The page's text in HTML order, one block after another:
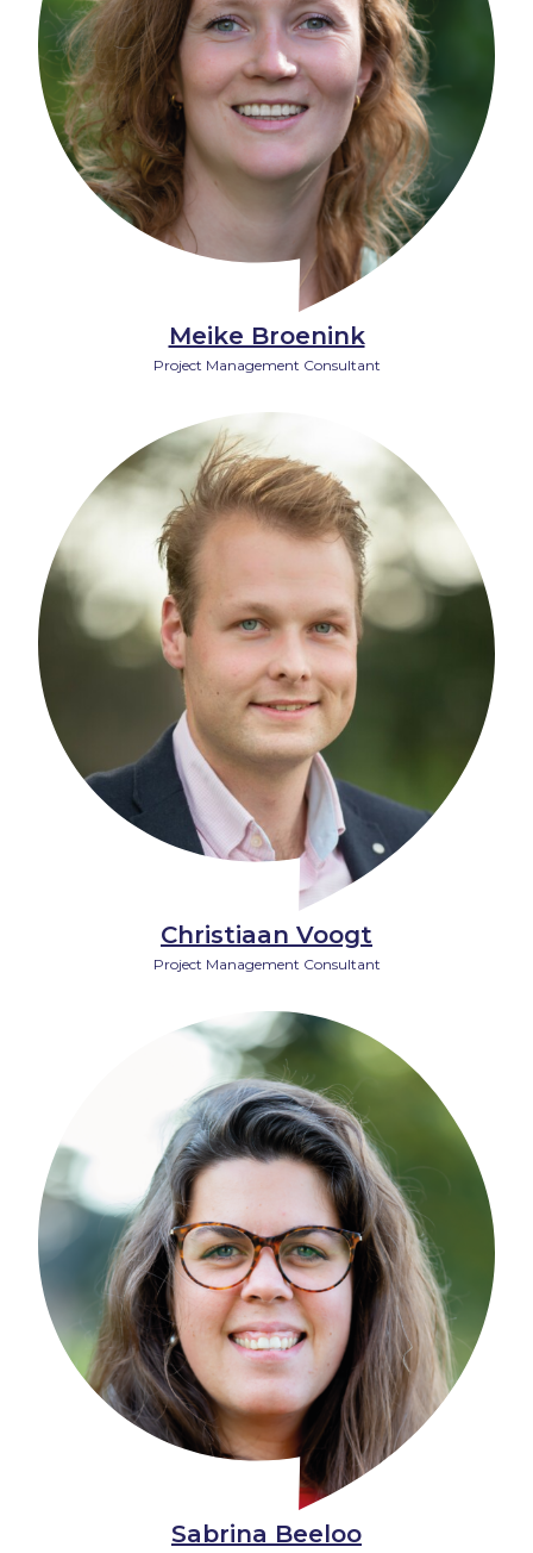
Meike Broenink
Project Management Consultant
Christiaan Voogt
Project Management Consultant
Sabrina Beeloo